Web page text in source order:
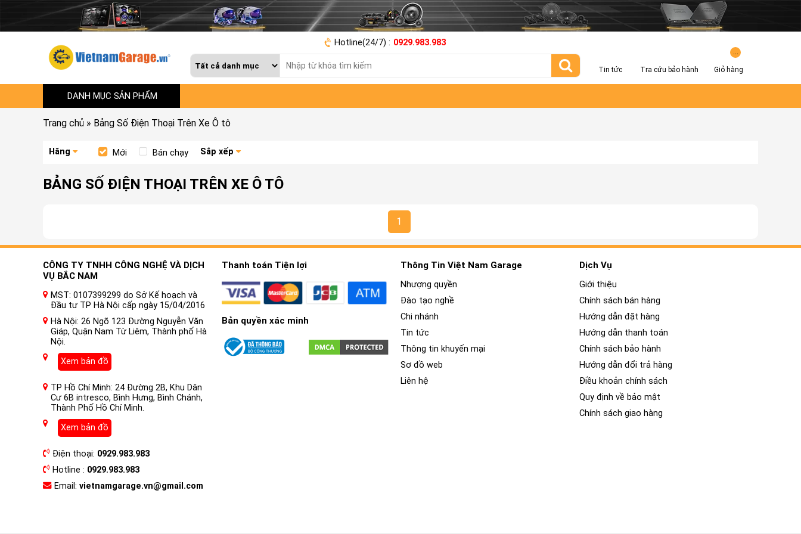
Hotline(24/7) : 0929.983.983
Tin tức Tra cứu bảo hành Giỏ hàng
DANH MỤC SẢN PHẨM
Trang chủ » Bảng Số Điện Thoại Trên Xe Ô tô
Hãng Mới Bán chạy Sắp xếp
BẢNG SỐ ĐIỆN THOẠI TRÊN XE Ô TÔ
1
CÔNG TY TNHH CÔNG NGHỆ VÀ DỊCH
VỤ BẮC NAM
MST: 0107399299 do Sở Kế hoạch và
Đầu tư TP Hà Nội cấp ngày 15/04/2016
Hà Nội: 26 Ngõ 123 Đường Nguyễn Văn
Giáp, Quận Nam Từ Liêm, Thành phố Hà
Nội.
Xem bản đồ
TP Hồ Chí Minh: 24 Đường 2B, Khu Dân
Cư 6B intresco, Bình Hưng, Bình Chánh,
Thành Phố Hồ Chí Minh.
Xem bản đồ
Điện thoại: 0929.983.983
Hotline : 0929.983.983
Email: vietnamgarage.vn@gmail.com
Thanh toán Tiện lợi
Bản quyền xác minh
Thông Tin Việt Nam Garage
Nhượng quyền
Đào tạo nghề
Chi nhánh
Tin tức
Thông tin khuyến mại
Sơ đồ web
Liên hệ
Dịch Vụ
Giới thiệu
Chính sách bán hàng
Hướng dẫn đặt hàng
Hướng dẫn thanh toán
Chính sách bảo hành
Hướng dẫn đổi trả hàng
Điều khoản chính sách
Quy định về bảo mật
Chính sách giao hàng